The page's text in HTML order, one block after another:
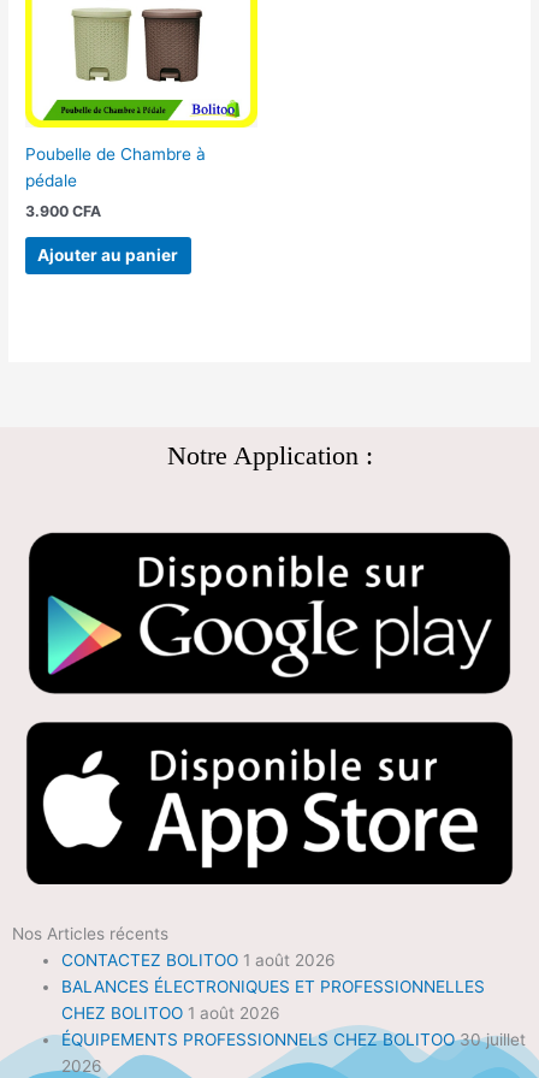
Poubelle de Chambre à
pédale
3.900CFA
Ajouter au panier
Notre Application :
Nos Articles récents
CONTACTEZ BOLITOO 1 août 2026
BALANCES ÉLECTRONIQUES ET PROFESSIONNELLES
CHEZ BOLITOO 1 août 2026
ÉQUIPEMENTS PROFESSIONNELS CHEZ BOLITOO 30 juillet
2026